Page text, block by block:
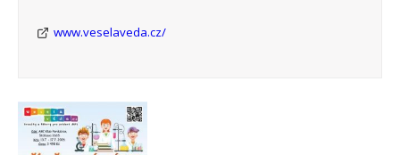
www.veselaveda.cz/